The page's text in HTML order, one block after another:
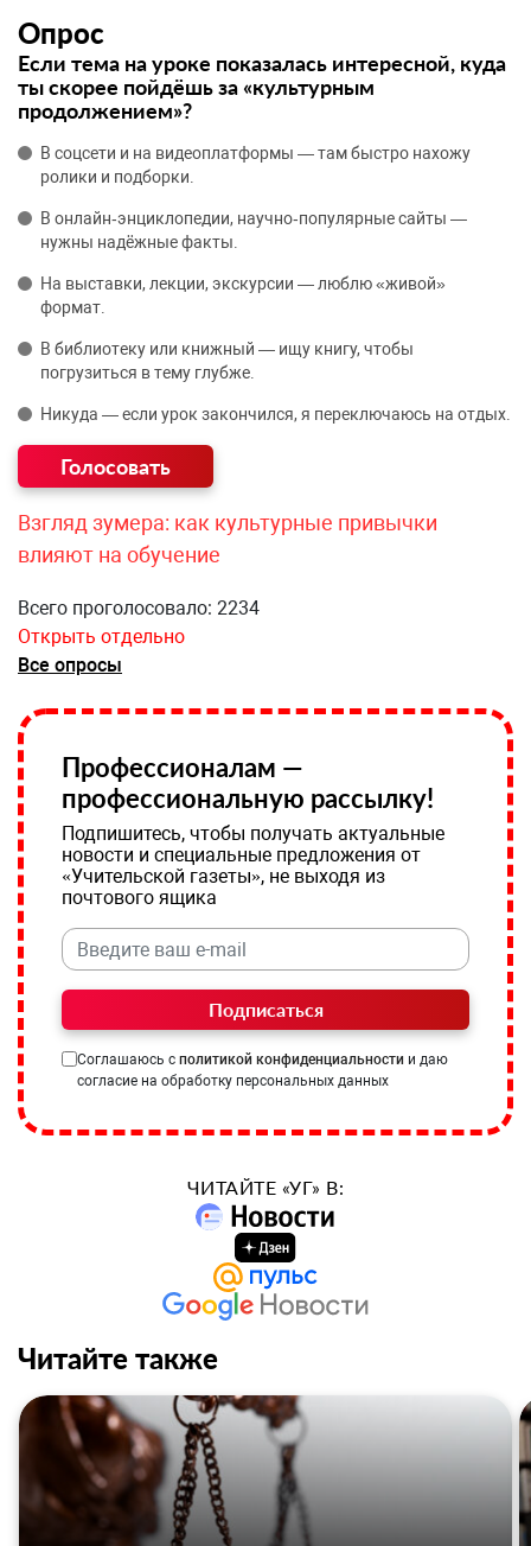
Опрос
Если тема на уроке показалась интересной, куда
ты скорее пойдёшь за «культурным
продолжением»?
В соцсети и на видеоплатформы — там быстро нахожу
ролики и подборки.
В онлайн‑энциклопедии, научно‑популярные сайты —
нужны надёжные факты.
На выставки, лекции, экскурсии — люблю «живой»
формат.
В библиотеку или книжный — ищу книгу, чтобы
погрузиться в тему глубже.
Никуда — если урок закончился, я переключаюсь на отдых.
Взгляд зумера: как культурные привычки
влияют на обучение
Всего проголосовало: 2234
Открыть отдельно
Все опросы
Профессионалам —
профессиональную рассылку!
Подпишитесь, чтобы получать актуальные
новости и специальные предложения от
«Учительской газеты», не выходя из
почтового ящика
Подписаться
Соглашаюсь с политикой конфиденциальности и даю
согласие на обработку персональных данных
ЧИТАЙТЕ «УГ» В:
Читайте также